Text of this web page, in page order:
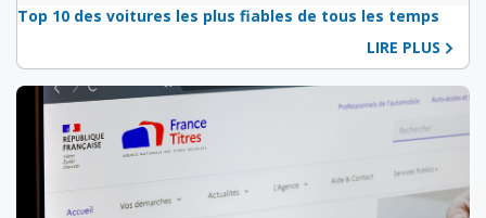
Top 10 des voitures les plus fiables de tous les temps
LIRE PLUS